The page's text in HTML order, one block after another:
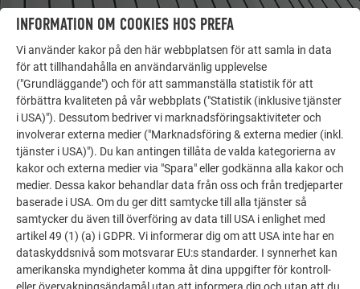
LÅT DIG INSPIRERAS
FLER OBJEKT
PREFA:s referensgalleri visar hur mångsidigt
aluminium kan användas. Upptäck fler imponerande
projekt med PREFA:s hållbara aluminiumlösningar för
tak, solenergi och fasader.
SE FLER REFERENSER
INFORMATION OM COOKIES HOS PREFA
Vi använder kakor på den här webbplatsen för att samla in data
för att tillhandahålla en användarvänlig upplevelse
("Grundläggande") och för att sammanställa statistik för att
förbättra kvaliteten på vår webbplats ("Statistik (inklusive tjänster
i USA)"). Dessutom bedriver vi marknadsföringsaktiviteter och
involverar externa medier ("Marknadsföring & externa medier (inkl.
tjänster i USA)"). Du kan antingen tillåta de valda kategorierna av
kakor och externa medier via "Spara" eller godkänna alla kakor och
medier. Dessa kakor behandlar data från oss och från tredjeparter
baserade i USA. Om du ger ditt samtycke till alla tjänster så
samtycker du även till överföring av data till USA i enlighet med
artikel 49 (1) (a) i GDPR. Vi informerar dig om att USA inte har en
dataskyddsnivå som motsvarar EU:s standarder. I synnerhet kan
amerikanska myndigheter komma åt dina uppgifter för kontroll-